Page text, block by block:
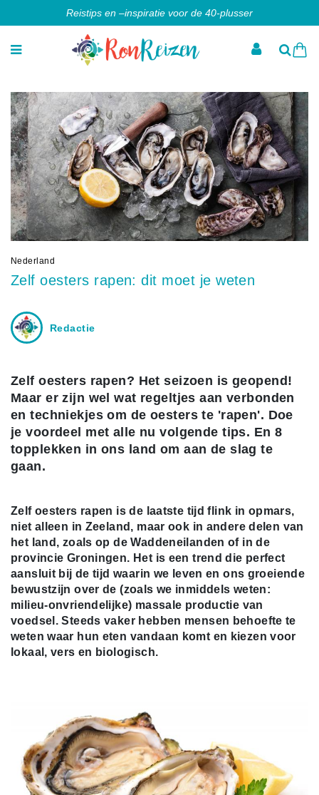
Reistips en –inspiratie voor de 40-plusser
Nederland
Zelf oesters rapen: dit moet je weten
Redactie
Zelf oesters rapen? Het seizoen is geopend!
Maar er zijn wel wat regeltjes aan verbonden
en techniekjes om de oesters te 'rapen'. Doe
je voordeel met alle nu volgende tips. En 8
topplekken in ons land om aan de slag te
gaan.
Zelf oesters rapen is de laatste tijd flink in opmars,
niet alleen in Zeeland, maar ook in andere delen van
het land, zoals op de Waddeneilanden of in de
provincie Groningen. Het is een trend die perfect
aansluit bij de tijd waarin we leven en ons groeiende
bewustzijn over de (zoals we inmiddels weten:
milieu-onvriendelijke) massale productie van
voedsel. Steeds vaker hebben mensen behoefte te
weten waar hun eten vandaan komt en kiezen voor
lokaal, vers en biologisch.